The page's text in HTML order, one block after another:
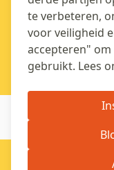
te verbeteren,
voor veiligheid
accepteren"
gebruikt. Lees
ACCOUNT
BLIJF OP DE